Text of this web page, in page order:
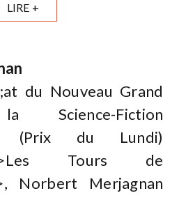
LIRE +
du Nouveau Grand
Fiction
(Prix du Lundi)
Tours de
Norbert Merjagnan